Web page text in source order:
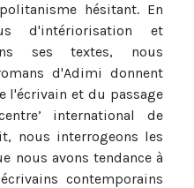
hésitant. En
d'intériorisation et
ses textes, nous
d'Adimi donnent
l'écrivain et du passage
international de
nous interrogeons les
nous avons tendance à
contemporains